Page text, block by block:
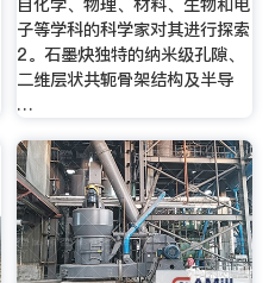
子等学科的科学家对其进行探索
2。石墨炔独特的纳米级孔隙、
二维层状共轭骨架结构及半导
…